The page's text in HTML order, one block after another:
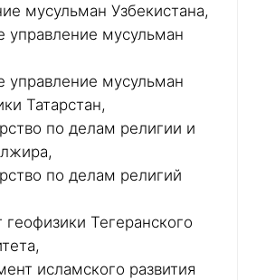
мусульман Узбекистана,
управление мусульман
управление мусульман
Татарстан,
по делам религии и
по делам религий
геофизики Тегеранского
исламского развития